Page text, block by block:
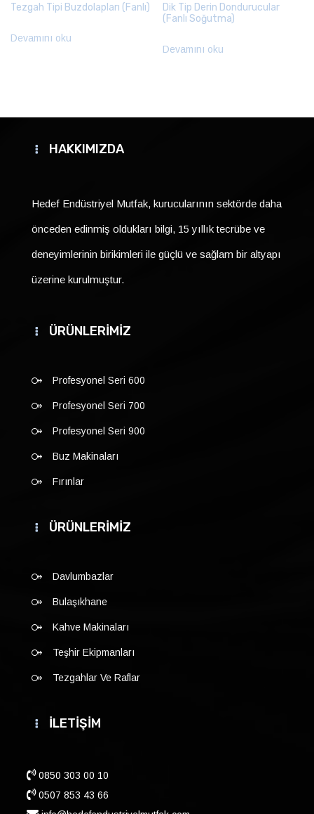
Tezgah Tipi Buzdolapları (Fanlı)
Devamını oku
Dik Tip Derin Dondurucular
(Fanlı Soğutma)
Devamını oku
HAKKIMIZDA
Hedef Endüstriyel Mutfak, kurucularının sektörde daha
önceden edinmiş oldukları bilgi, 15 yıllık tecrübe ve
deneyimlerinin birikimleri ile güçlü ve sağlam bir altyapı
üzerine kurulmuştur.
ÜRÜNLERİMİZ
Profesyonel Seri 600
Profesyonel Seri 700
Profesyonel Seri 900
Buz Makinaları
Fırınlar
ÜRÜNLERİMİZ
Davlumbazlar
Bulaşıkhane
Kahve Makinaları
Teşhir Ekipmanları
Tezgahlar Ve Raflar
İLETİŞİM
0850 303 00 10
0507 853 43 66